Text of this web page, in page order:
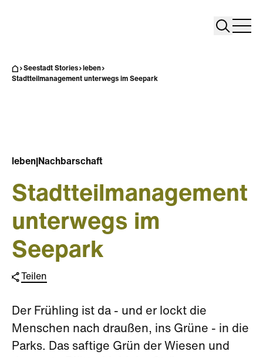
Search
Seestadt Stories
leben
Stadtteilmanagement unterwegs im Seepark
leben Nachbarschaft
Stadtteilmanagement
unterwegs im
Seepark
Teilen
Der Frühling ist da - und er lockt die
Menschen nach draußen, ins Grüne - in die
Parks. Das saftige Grün der Wiesen und